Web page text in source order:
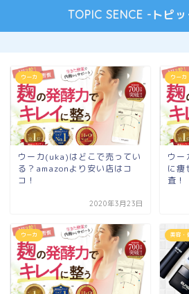
TOPIC SENCE -トピ
ウーカ
ウーカ(uka)はどこで売ってい
る？amazonより安い店はコ
コ！
2020年3月23日
ウーカ
ウー
に痩
査！
ウーカ 美容・